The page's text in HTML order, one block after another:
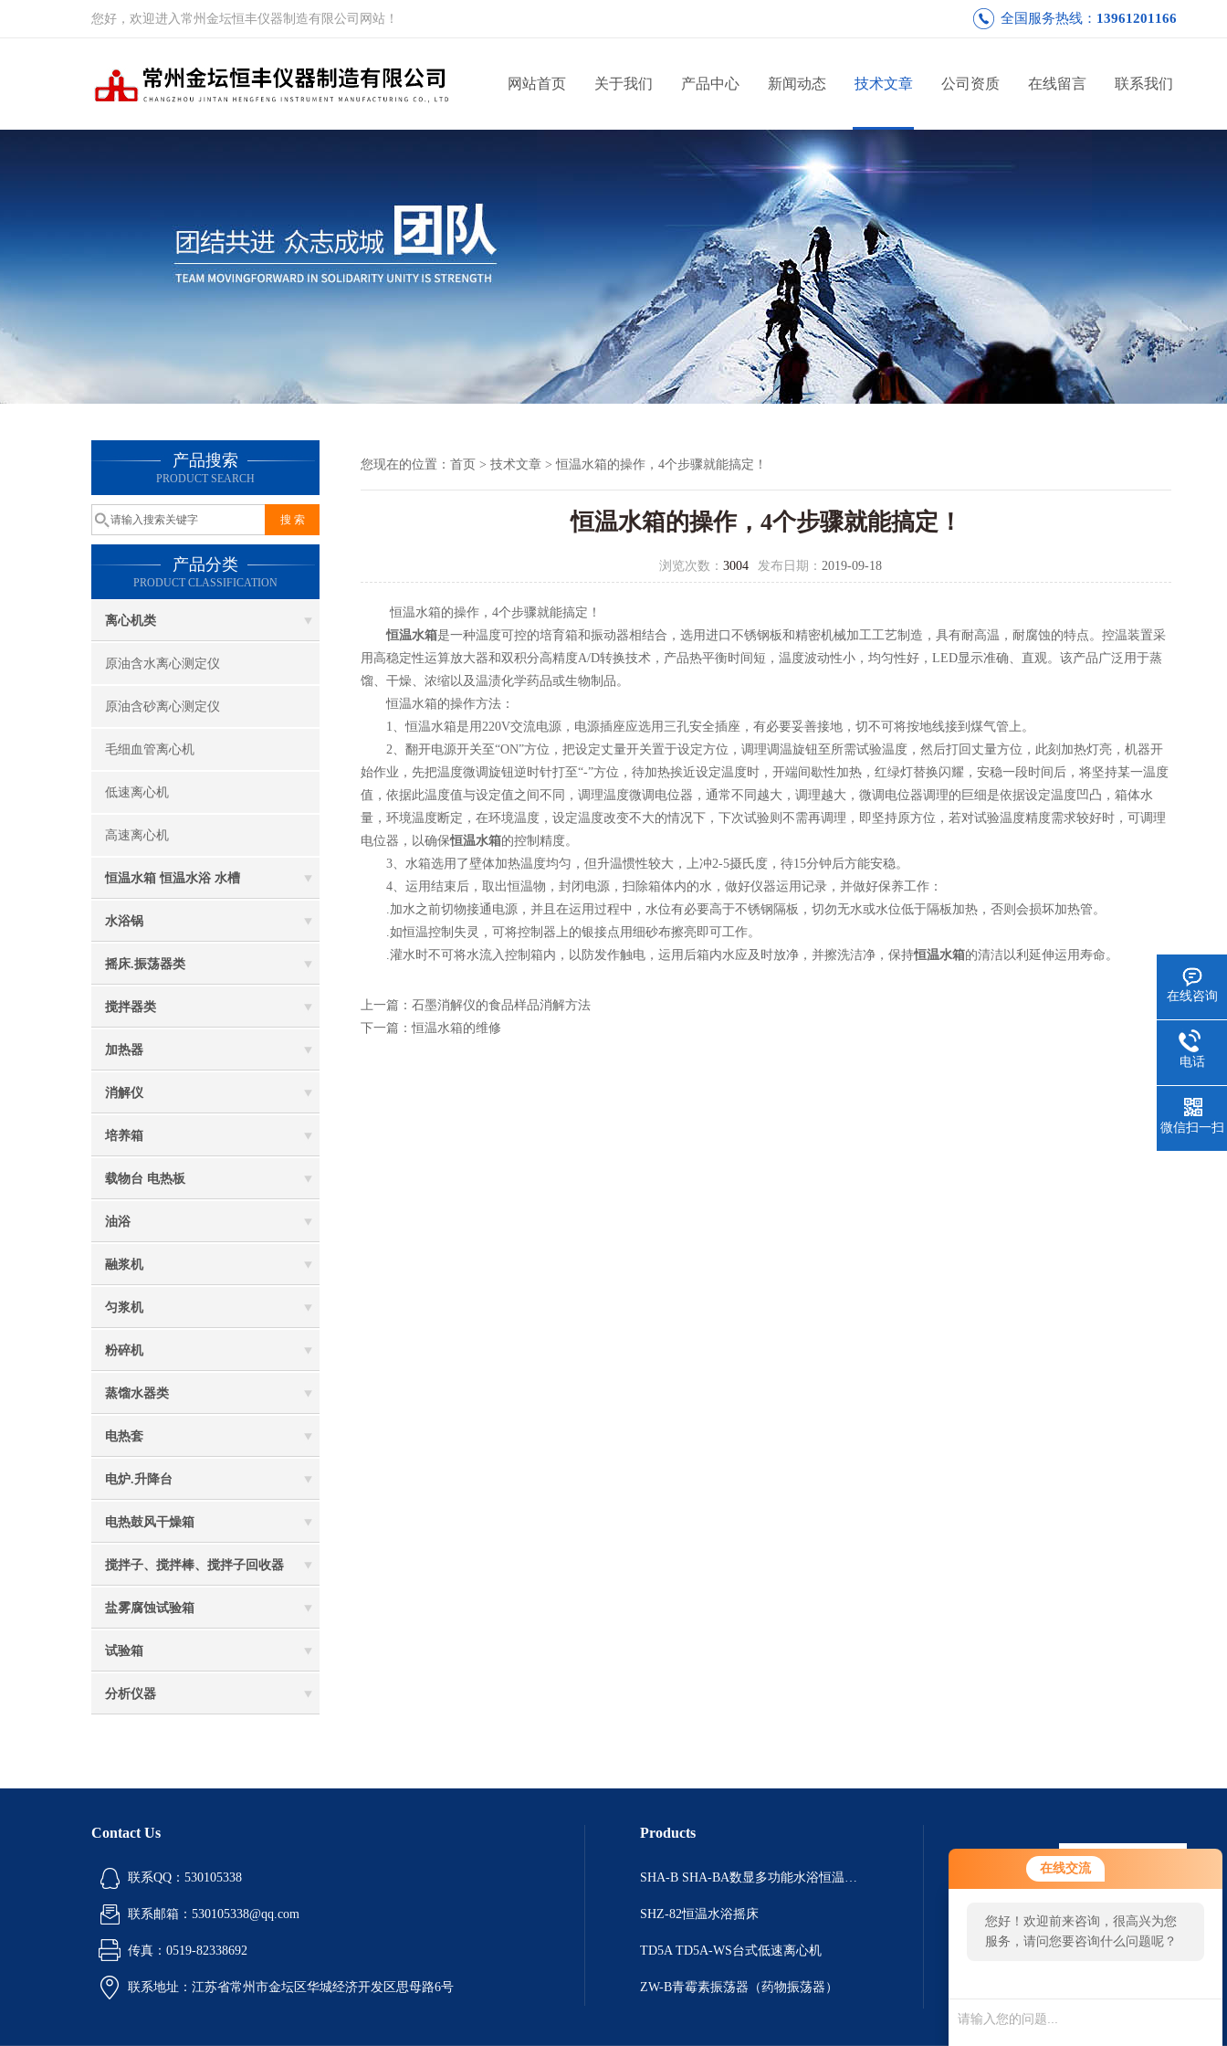
在线交流
您好！欢迎前来咨询，很高兴为您
服务，请问您要咨询什么问题呢？
您好，欢迎进入常州金坛恒丰仪器制造有限公司网站！ 全国服务热线： 13961201166
网站首页 关于我们 产品中心 新闻动态 技术文章 公司资质 在线留言 联系我们
产品搜索
PRODUCT SEARCH
产品分类
PRODUCT CLASSIFICATION
离心机类
原油含水离心测定仪
原油含砂离心测定仪
毛细血管离心机
低速离心机
高速离心机
恒温水箱 恒温水浴 水槽
水浴锅
摇床.振荡器类
搅拌器类
加热器
消解仪
培养箱
载物台 电热板
油浴
融浆机
匀浆机
粉碎机
蒸馏水器类
电热套
电炉.升降台
电热鼓风干燥箱
搅拌子、搅拌棒、搅拌子回收器
盐雾腐蚀试验箱
试验箱
分析仪器
您现在的位置： 首页 > 技术文章 > 恒温水箱的操作，4个步骤就能搞定！
恒温水箱的操作，4个步骤就能搞定！
浏览次数： 3004 发布日期： 2019-09-18
恒温水箱的操作，4个步骤就能搞定！
恒温水箱是一种温度可控的培育箱和振动器相结合，选用进口不锈钢板和精密机械加工工艺制造，具有耐高温，耐腐蚀的特点。控温装置采
用高稳定性运算放大器和双积分高精度A/D转换技术，产品热平衡时间短，温度波动性小，均匀性好，LED显示准确、直观。该产品广泛用于蒸
馏、干燥、浓缩以及温渍化学药品或生物制品。
恒温水箱的操作方法：
1、恒温水箱是用220V交流电源，电源插座应选用三孔安全插座，有必要妥善接地，切不可将按地线接到煤气管上。
2、翻开电源开关至“ON”方位，把设定丈量开关置于设定方位，调理调温旋钮至所需试验温度，然后打回丈量方位，此刻加热灯亮，机器开
始作业，先把温度微调旋钮逆时针打至“-”方位，待加热挨近设定温度时，开端间歇性加热，红绿灯替换闪耀，安稳一段时间后，将坚持某一温度
值，依据此温度值与设定值之间不同，调理温度微调电位器，通常不同越大，调理越大，微调电位器调理的巨细是依据设定温度凹凸，箱体水
量，环境温度断定，在环境温度，设定温度改变不大的情况下，下次试验则不需再调理，即坚持原方位，若对试验温度精度需求较好时，可调理
电位器，以确保恒温水箱的控制精度。
3、水箱选用了壁体加热温度均匀，但升温惯性较大，上冲2-5摄氏度，待15分钟后方能安稳。
4、运用结束后，取出恒温物，封闭电源，扫除箱体内的水，做好仪器运用记录，并做好保养工作：
.加水之前切物接通电源，并且在运用过程中，水位有必要高于不锈钢隔板，切勿无水或水位低于隔板加热，否则会损坏加热管。
.如恒温控制失灵，可将控制器上的银接点用细砂布擦亮即可工作。
.灌水时不可将水流入控制箱内，以防发作触电，运用后箱内水应及时放净，并擦洗洁净，保持恒温水箱的清洁以利延伸运用寿命。
上一篇： 石墨消解仪的食品样品消解方法
下一篇：恒温水箱的维修
Contact Us
联系QQ：530105338
联系邮箱：530105338@qq.com
传真：0519-82338692
联系地址：江苏省常州市金坛区华城经济开发区思母路6号
Products
SHA-B SHA-BA数显多功能水浴恒温振荡器
SHZ-82恒温水浴摇床
TD5A TD5A-WS台式低速离心机
ZW-B青霉素振荡器（药物振荡器）
在线咨询
电话
微信扫一扫